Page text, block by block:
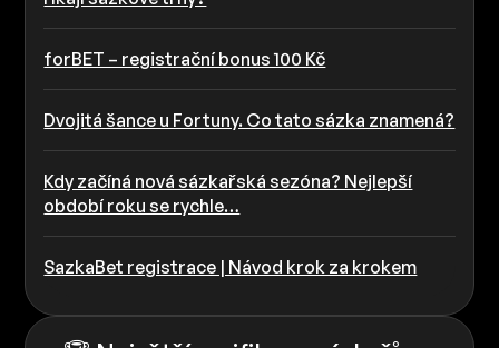
forBET – registrační bonus 100 Kč
Dvojitá šance u Fortuny. Co tato sázka znamená?
Kdy začíná nová sázkařská sezóna? Nejlepší
období roku se rychle…
SazkaBet registrace | Návod krok za krokem